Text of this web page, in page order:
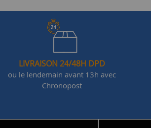
LIVRAISON 24/48H DPD
ou le lendemain avant 13h avec
Chronopost